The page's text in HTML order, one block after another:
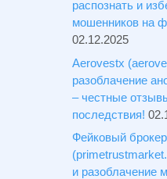
распознать и
мошенников на
02.12.2025
Aerovestx
разоблачение
– честные
последствия!
Фейковый
и разоблачение